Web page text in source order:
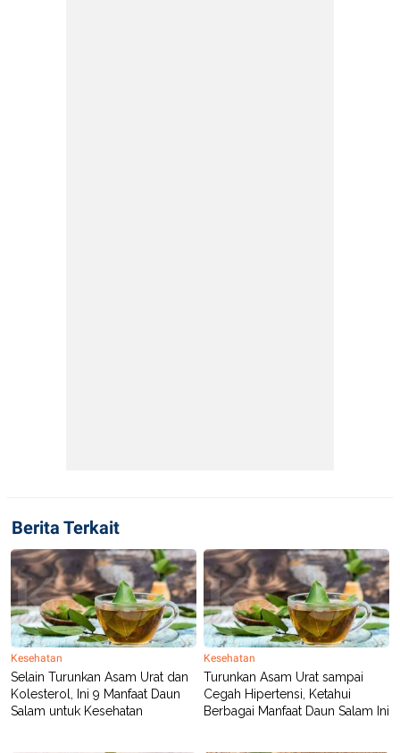
Berita Terkait
Kesehatan
Selain Turunkan Asam Urat dan
Kolesterol, Ini 9 Manfaat Daun
Salam untuk Kesehatan
Kesehatan
Turunkan Asam Urat sampai
Cegah Hipertensi, Ketahui
Berbagai Manfaat Daun Salam Ini